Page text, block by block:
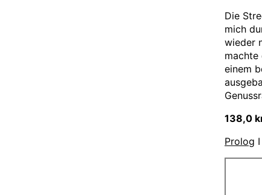
Die
mich
wieder
machte
einem
138,0
Prolog I